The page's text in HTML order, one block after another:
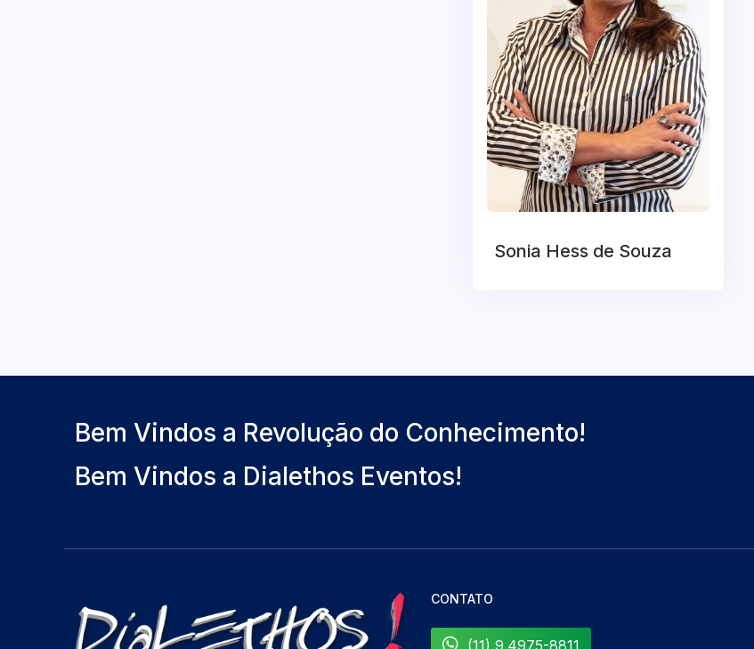
Sonia Hess de Souza
Bem Vindos a Revolução do Conhecimento!
Bem Vindos a Dialethos Eventos!
CONTATO